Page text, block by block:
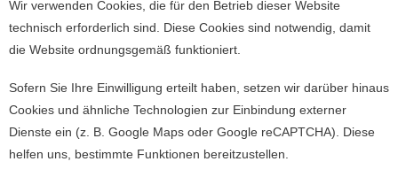
Wir verwenden Cookies, die für den Betrieb dieser Website
technisch erforderlich sind. Diese Cookies sind notwendig, damit
die Website ordnungsgemäß funktioniert.
Sofern Sie Ihre Einwilligung erteilt haben, setzen wir darüber hinaus
Cookies und ähnliche Technologien zur Einbindung externer
Dienste ein (z. B. Google Maps oder Google reCAPTCHA). Diese
helfen uns, bestimmte Funktionen bereitzustellen.